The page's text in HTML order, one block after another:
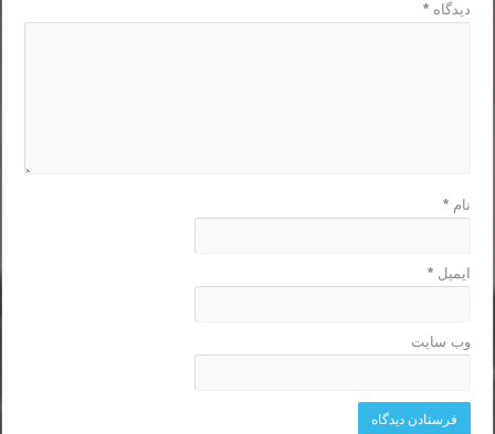
دیدگاه*
نام*
ایمیل*
وب‌ سایت